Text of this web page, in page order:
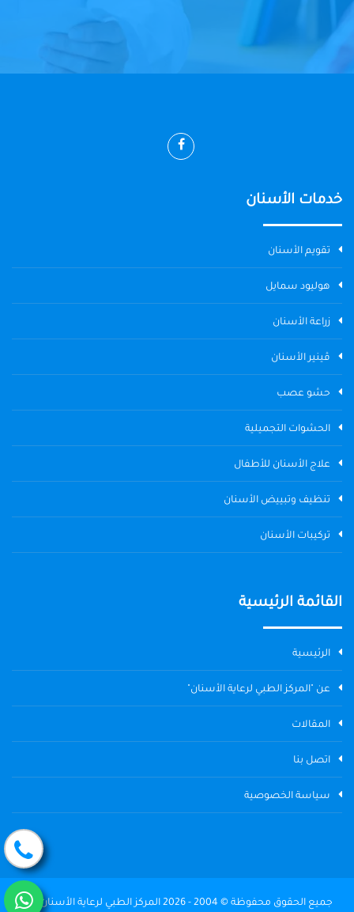
خدمات الأسنان
تقويم الأسنان
هوليود سمايل
زراعة الأسنان
ڤينير الأسنان
حشو عصب
الحشوات التجميلية
علاج الأسنان للأطفال
تنظيف وتبييض الأسنان
تركيبات الأسنان
القائمة الرئيسية
الرئيسية
عن "المركز الطبي لرعاية الأسنان"
المقالات
اتصل بنا
سياسة الخصوصية
جميع الحقوق محفوظة © 2004 - 2026 المركز الطبي لرعاية الأسنان The